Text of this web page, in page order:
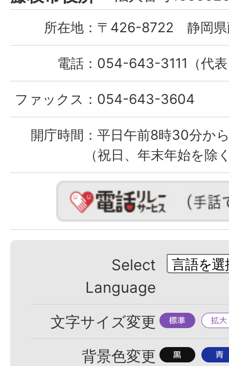
City
所在地： 〒426-8722 静岡県
電話： 054-643-3111（代
ファックス： 054-643-3604
開庁時間： 平日午前8時30分か
（祝日、年末年始を除
Select
Language
文字サイズ変更 標
準
拡
大
背景色変更 背
背